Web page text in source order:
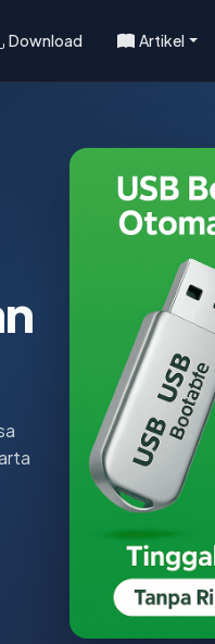
Download Artikel